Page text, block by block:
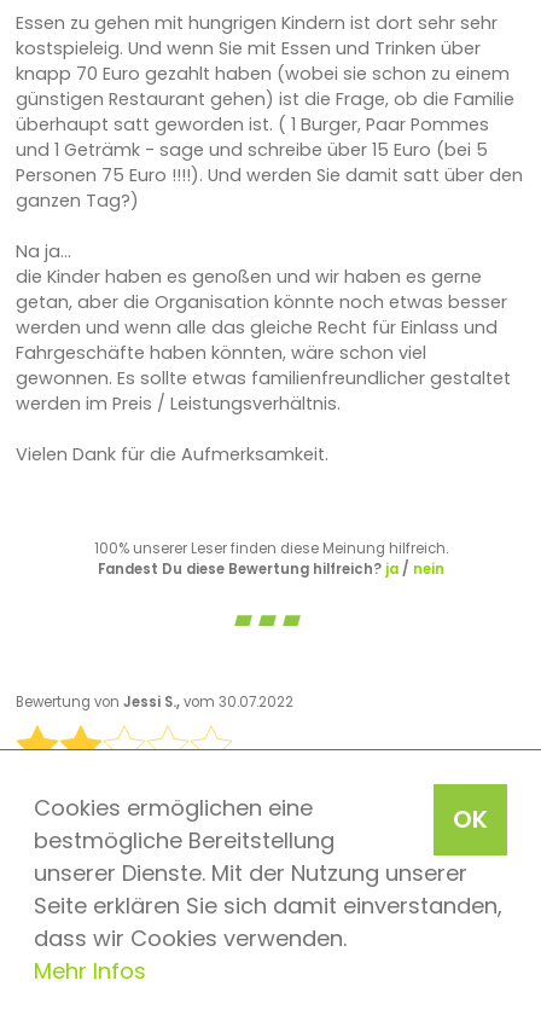
OK
Cookies ermöglichen eine
bestmögliche Bereitstellung
unserer Dienste. Mit der Nutzung unserer
Seite erklären Sie sich damit einverstanden,
dass wir Cookies verwenden.
Mehr Infos
Essen zu gehen mit hungrigen Kindern ist dort sehr sehr
kostspieleig. Und wenn Sie mit Essen und Trinken über
knapp 70 Euro gezahlt haben (wobei sie schon zu einem
günstigen Restaurant gehen) ist die Frage, ob die Familie
überhaupt satt geworden ist. ( 1 Burger, Paar Pommes
und 1 Geträmk - sage und schreibe über 15 Euro (bei 5
Personen 75 Euro !!!!). Und werden Sie damit satt über den
ganzen Tag?)
Na ja...
die Kinder haben es genoßen und wir haben es gerne
getan, aber die Organisation könnte noch etwas besser
werden und wenn alle das gleiche Recht für Einlass und
Fahrgeschäfte haben könnten, wäre schon viel
gewonnen. Es sollte etwas familienfreundlicher gestaltet
werden im Preis / Leistungsverhältnis.
Vielen Dank für die Aufmerksamkeit.
100% unserer Leser finden diese Meinung hilfreich.
Fandest Du diese Bewertung hilfreich? ja/ nein
Bewertung von Jessi S.,vom 30.07.2022
Abzocke
Familie , Kinder 4 und 7 Jahre . Noch nie so unverschämte
Preise für Essen und Trinken gesehen, nichtmal an einem
Flughafen. Zudem ist das Essen unfassbar schlecht. Das
ist pure Abzocke. Um DisneyFiguren zu sehen muss man
sich zu einer bestimmten Zeit in eine endlose
Warteschlange anstellen, sehr enttäuschend. Sonst sieht